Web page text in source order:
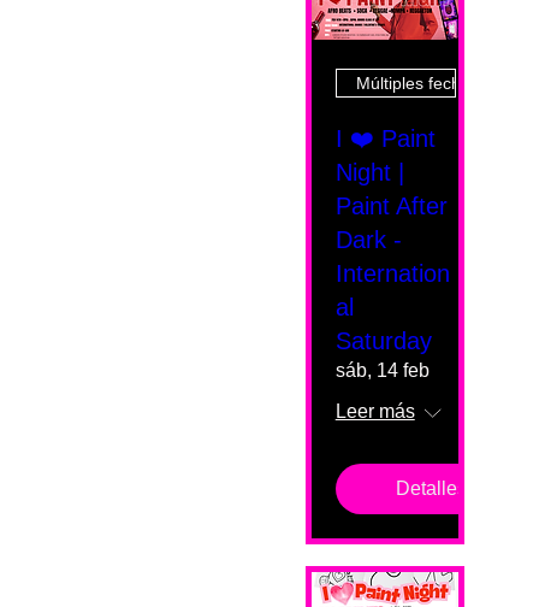
Múltiples fechas
I ❤️ Paint
Night |
Paint After
Dark -
Internation
al
Saturday
sáb, 14 feb
Leer más
Detalles